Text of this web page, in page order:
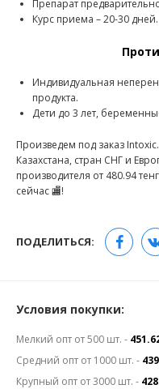
Препарат
Курс приема – 20-30 дней.
Индивидуальная
продукта.
Дети до 3 лет,
Произведем под заказ
Казахстана, стран СНГ и
производителя от 480.94
сейчас 🏬!
ПОДЕЛИТЬСЯ:
Условия покупки:
Мелкий опт от 500 шт. -
Средний опт от 1000 шт. -
Крупный опт от 3000 шт. -